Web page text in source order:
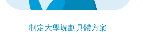
制定大學規劃具體方案